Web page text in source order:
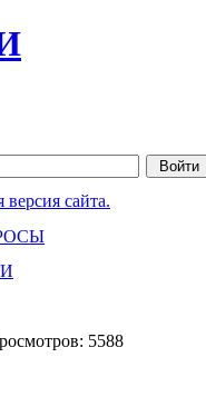
версия сайта.
5588